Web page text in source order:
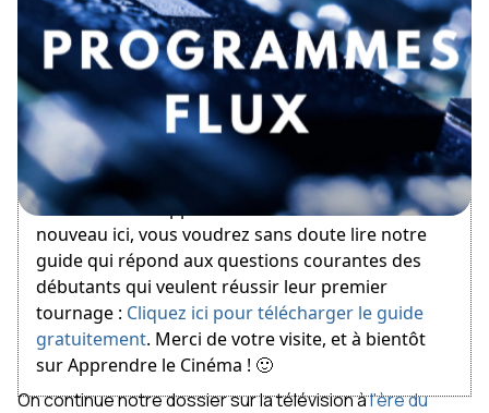
November 8, 2014
Bienvenue sur Apprendre le Cinéma ! Si vous êtes
nouveau ici, vous voudrez sans doute lire notre
guide qui répond aux questions courantes des
débutants qui veulent réussir leur premier
tournage : Cliquez ici pour télécharger le guide
gratuitement. Merci de votre visite, et à bientôt
sur Apprendre le Cinéma ! 🙂
On continue notre dossier sur la télévision àl'ère du